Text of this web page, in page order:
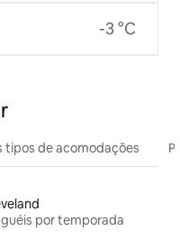
-3 °C
tipos de acomodações
por temporada